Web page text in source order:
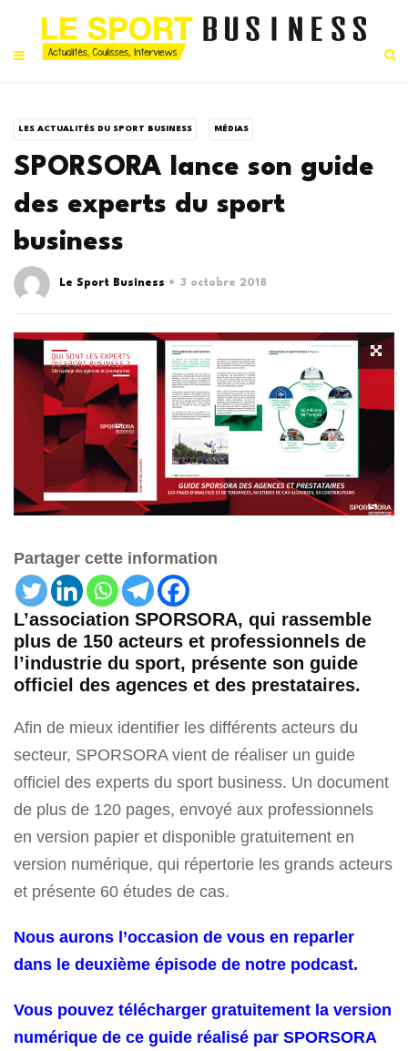
LES ACTUALITÉS DU SPORT BUSINESS MÉDIAS
SPORSORA lance son guide
des experts du sport
business
Le Sport Business 3 octobre 2018
Partager cette information
L’association SPORSORA, qui rassemble
plus de 150 acteurs et professionnels de
l’industrie du sport, présente son guide
officiel des agences et des prestataires.
Afin de mieux identifier les différents acteurs du
secteur, SPORSORA vient de réaliser un guide
officiel des experts du sport business. Un document
de plus de 120 pages, envoyé aux professionnels
en version papier et disponible gratuitement en
version numérique, qui répertorie les grands acteurs
et présente 60 études de cas.
Nous aurons l’occasion de vous en reparler
dans le deuxième épisode de notre podcast.
Vous pouvez télécharger gratuitement la version
numérique de ce guide réalisé par SPORSORA